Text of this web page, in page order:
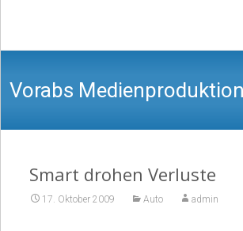
Vorabs
Nachrichten, Texte,
Smart drohen Verluste
17. Oktober 2009 Auto admin